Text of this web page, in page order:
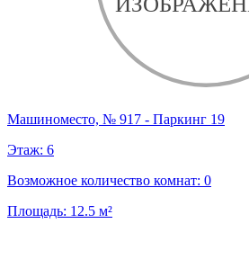
Машиноместо, № 917 - Паркинг 19
Этаж: 6
Возможное количество комнат: 0
Площадь: 12.5 м²